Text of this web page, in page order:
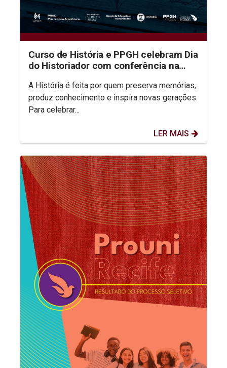
Curso de História e PPGH celebram Dia
do Historiador com conferência na
A História é feita por quem preserva memórias,
produz conhecimento e inspira novas gerações.
Para celebrar...
LER MAIS